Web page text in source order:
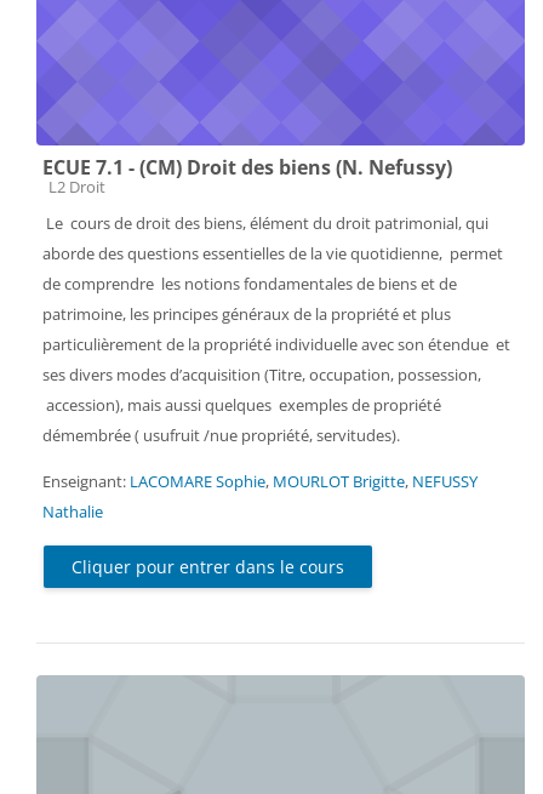
ECUE 7.1 - (CM) Droit des biens (N. Nefussy)
Catégorie de cours
L2 Droit
Le cours de droit des biens, élément du droit patrimonial, qui
aborde des questions essentielles de la vie quotidienne, permet
de comprendre les notions fondamentales de biens et de
patrimoine, les principes généraux de la propriété et plus
particulièrement de la propriété individuelle avec son étendue et
ses divers modes d’acquisition (Titre, occupation, possession,
accession), mais aussi quelques exemples de propriété
démembrée ( usufruit /nue propriété, servitudes).
Enseignant: LACOMARE Sophie, MOURLOT Brigitte, NEFUSSY
Nathalie
Cliquer pour entrer dans le cours